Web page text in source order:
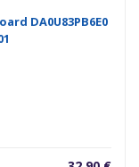
DA0U83PB6E0